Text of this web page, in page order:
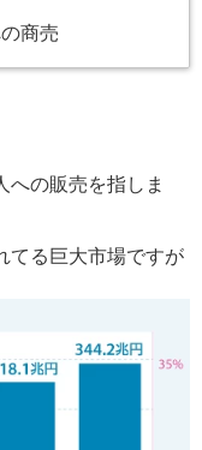
商売
への販売を指しま
てる巨大市場ですが